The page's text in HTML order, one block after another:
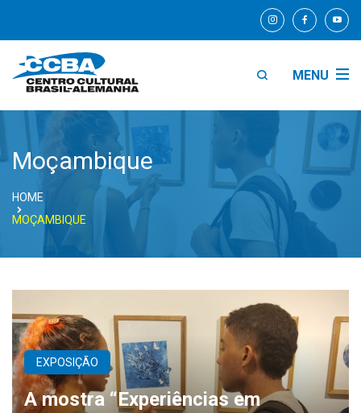
MENU
Moçambique
HOME
MOÇAMBIQUE
EXPOSIÇÃO
A mostra “Experiências em